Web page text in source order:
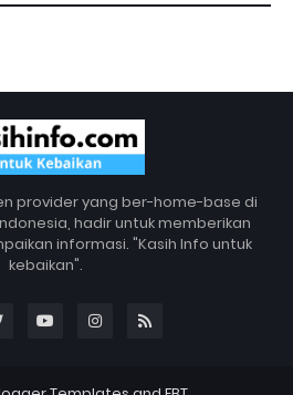
provider yang ber-home-base di
hadir untuk memberikan
informasi. "Kasih Info untuk
kebaikan".